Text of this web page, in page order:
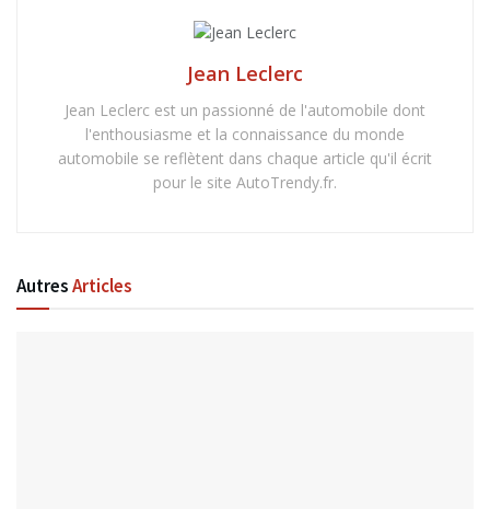
Jean Leclerc
Jean Leclerc est un passionné de l'automobile dont
l'enthousiasme et la connaissance du monde
automobile se reflètent dans chaque article qu'il écrit
pour le site AutoTrendy.fr.
AutresArticles